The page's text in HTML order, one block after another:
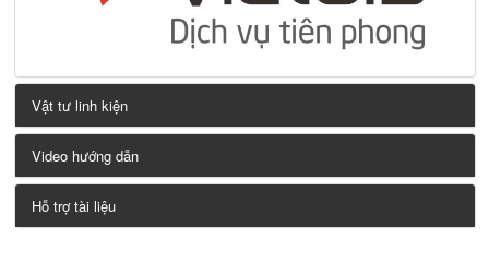
Vật tư linh kiện
Video hướng dẫn
Hỗ trợ tài liệu